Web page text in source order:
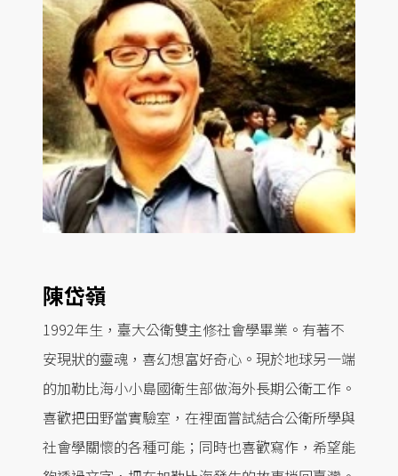
陳岱嶺
1992年生，臺大公衛雙主修社會學畢業。有著不
安現狀的靈魂，喜幻想富好奇心。現於地球另一端
的加勒比海小小島國衛生部做海外長期公衛工作。
喜歡把田野當實驗室，在裡面嘗試結合公衛所學與
社會學關懷的各種可能；同時也喜歡寫作，希望能